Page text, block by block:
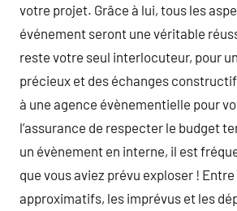
votre projet. Grâce à lui, tous les
événement seront une véritable
reste votre seul interlocuteur, pour
précieux et des échanges
à une agence évènementielle pour
l’assurance de respecter le budget
un évènement en interne, il est
que vous aviez prévu exploser !
approximatifs, les imprévus et les